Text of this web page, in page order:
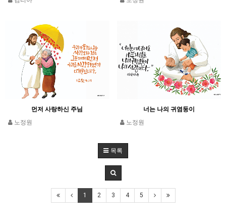
먼저 사랑하신 주님
노정원
너는 나의 귀염둥이
노정원
목록
1 2 3 4 5